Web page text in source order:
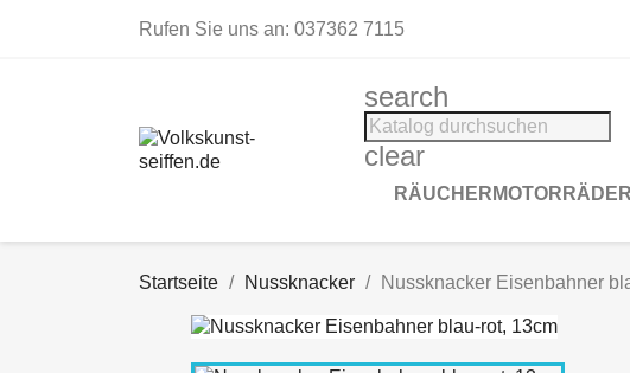
Rufen Sie uns an: 037362 7115
search
clear
Startseite Nussknacker Nussknacker Eisenbahner